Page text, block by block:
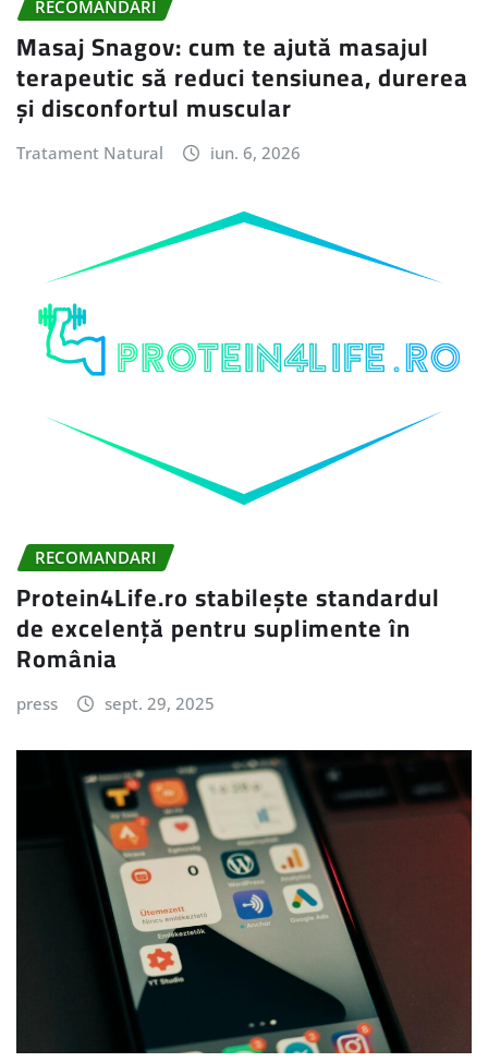
RECOMANDARI
Masaj Snagov: cum te ajută masajul
terapeutic să reduci tensiunea, durerea
și disconfortul muscular
Tratament Natural iun. 6, 2026
RECOMANDARI
Protein4Life.ro stabilește standardul
de excelență pentru suplimente în
România
press sept. 29, 2025